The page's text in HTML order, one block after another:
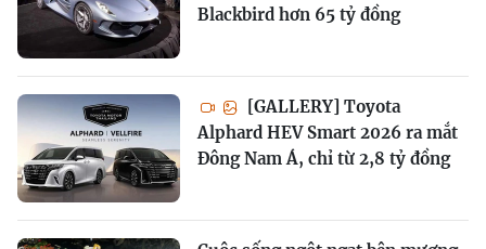
Blackbird hơn 65 tỷ đồng
[GALLERY] Toyota
Alphard HEV Smart 2026 ra mắt
Đông Nam Á, chỉ từ 2,8 tỷ đồng